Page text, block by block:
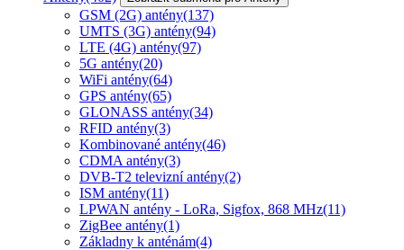
GSM (2G) antény(137)
UMTS (3G) antény(94)
LTE (4G) antény(97)
5G antény(20)
WiFi antény(64)
GPS antény(65)
GLONASS antény(34)
RFID antény(3)
Kombinované antény(46)
CDMA antény(3)
DVB-T2 televizní antény(2)
ISM antény(11)
LPWAN antény - LoRa, Sigfox, 868 MHz(11)
ZigBee antény(1)
Základny k anténám(4)